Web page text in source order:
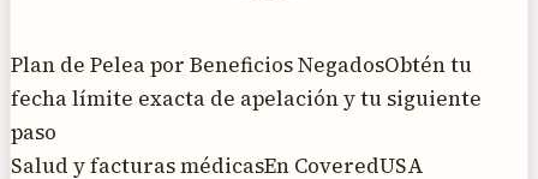
Plan de Pelea por Beneficios NegadosObtén tu
fecha límite exacta de apelación y tu siguiente
paso
Salud y facturas médicasEn CoveredUSA